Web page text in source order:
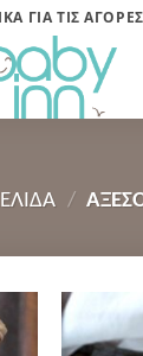
ΓΙΑ ΤΙΣ
/